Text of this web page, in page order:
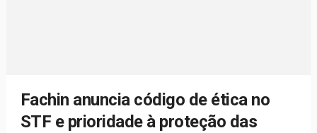
Fachin anuncia código de ética no
STF e prioridade à proteção das